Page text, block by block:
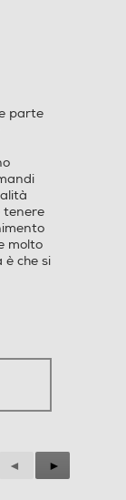
parte
tenere
molto
è che si
Precedente
Reviews
◄
Successiva
Reviews
►